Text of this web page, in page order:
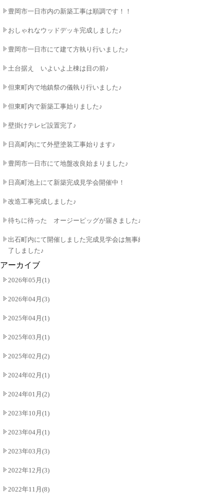
豊岡市一日市内の新築工事は順調です！！
おしゃれなウッドデッキ完成しました♪
豊岡市一日市にて建て方執り行いました♪
土台据え いよいよ上棟は目の前♪
但東町内で地鎮祭の儀執り行いました♪
但東町内で新築工事始りました♪
壁掛けテレビ設置完了♪
日高町内にて外壁塗装工事始ります♪
豊岡市一日市にて地盤改良始まりました♪
日高町池上にて新築完成見学会開催中！
改造工事完成しました♪
待ちに待った オージーピッグが届きました♪
出石町内にて開催しました完成見学会は無事終
了しました♪
アーカイブ
2026年05月(1)
2026年04月(3)
2025年04月(1)
2025年03月(1)
2025年02月(2)
2024年02月(1)
2024年01月(2)
2023年10月(1)
2023年04月(1)
2023年03月(3)
2022年12月(3)
2022年11月(8)